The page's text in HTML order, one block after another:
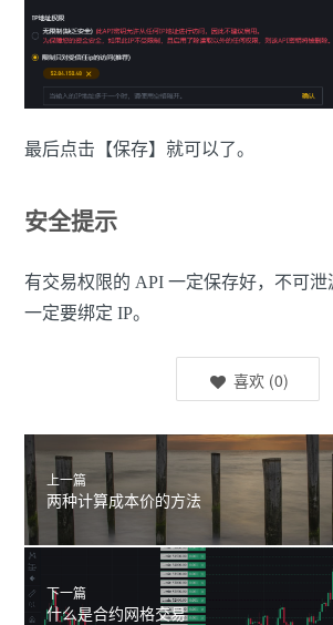
最后点击【保存】就可以了。
安全提示
有交易权限的 API 一定保存好，不可泄
一定要绑定 IP。
喜欢 (0)
上一篇
两种计算成本价的方法
下一篇
什么是合约网格交易